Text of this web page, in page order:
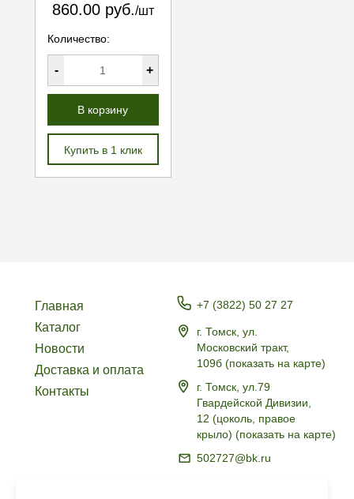
860.00 руб./шт
Количество:
- +
В корзину
Купить в 1 клик
Главная
Каталог
Новости
Доставка и оплата
Контакты
+7 (3822) 50 27 27
г. Томск, ул.
Московский тракт,
109б (показать на карте)
г. Томск, ул.79
Гвардейской Дивизии,
12 (цоколь, правое
крыло) (показать на карте)
502727@bk.ru